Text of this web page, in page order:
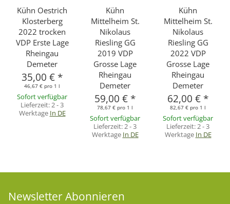
Kühn Oestrich
Klosterberg
2022 trocken
VDP Erste Lage
Rheingau
Demeter
35,00 € *
46,67 € pro 1 l
Sofort verfügbar
Lieferzeit: 2 - 3
Werktage In DE
Kühn
Mittelheim St.
Nikolaus
Riesling GG
2019 VDP
Grosse Lage
Rheingau
Demeter
59,00 € *
78,67 € pro 1 l
Sofort verfügbar
Lieferzeit: 2 - 3
Werktage In DE
Kühn
Mittelheim St.
Nikolaus
Riesling GG
2022 VDP
Grosse Lage
Rheingau
Demeter
62,00 € *
82,67 € pro 1 l
Sofort verfügbar
Lieferzeit: 2 - 3
Werktage In DE
Newsletter Abonnieren